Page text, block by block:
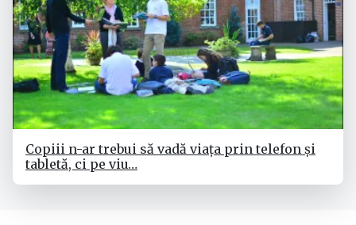
Copiii n-ar trebui să vadă viața prin telefon și
tabletă, ci pe viu…